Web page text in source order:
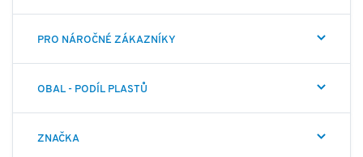
PRO NÁROČNÉ ZÁKAZNÍKY
OBAL - PODÍL PLASTŮ
ZNAČKA